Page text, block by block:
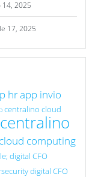
14, 2025
17, 2025
hrapp invio
centralino cloud
centralino
cloud computing
digital CFO
digital CFO